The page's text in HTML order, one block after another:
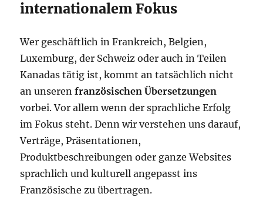
internationalem Fokus
Wer geschäftlich in Frankreich, Belgien,
Luxemburg, der Schweiz oder auch in Teilen
Kanadas tätig ist, kommt an tatsächlich nicht
an unserenfranzösischen Übersetzungen
vorbei. Vor allem wenn der sprachliche Erfolg
im Fokus steht. Denn wir verstehen uns darauf,
Verträge, Präsentationen,
Produktbeschreibungen oder ganze Websites
sprachlich und kulturell angepasst ins
Französische zu übertragen.